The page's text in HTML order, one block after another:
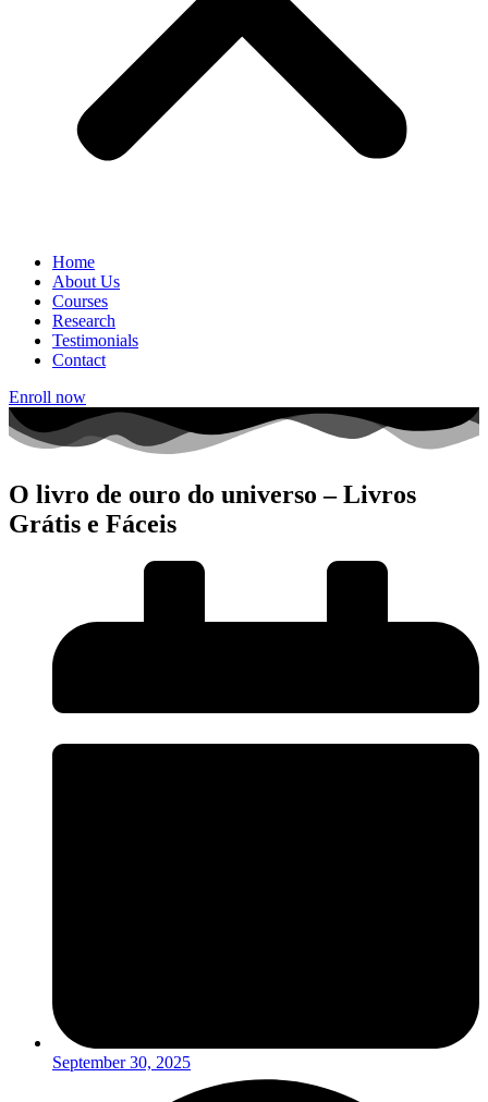
Home
About Us
Courses
Research
Testimonials
Contact
Enroll now
O livro de ouro do universo – Livros
Grátis e Fáceis
September 30, 2025